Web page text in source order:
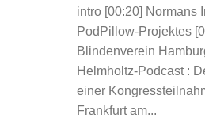
intro [00:20] Normans
PodPillow-Projektes
Blindenverein
Helmholtz-Podcast :
einer
Frankfurt am...